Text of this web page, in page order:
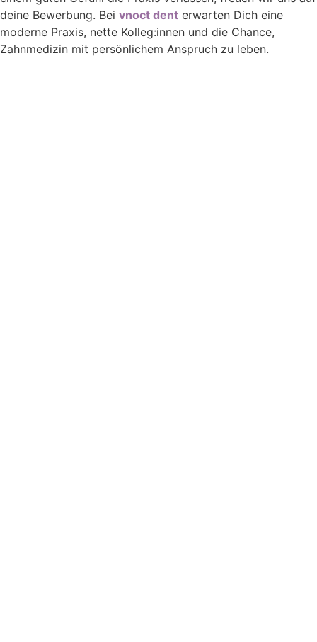
deine Bewerbung. Bei vnoct dent erwarten Dich eine
moderne Praxis, nette Kolleg:innen und die Chance,
Zahnmedizin mit persönlichem Anspruch zu leben.